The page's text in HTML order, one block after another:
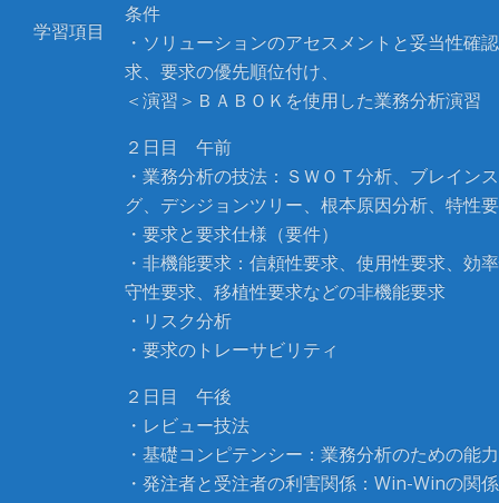
学習項目
条件
・ソリューションのアセスメントと妥当性確
求、要求の優先順位付け、
＜演習＞ＢＡＢＯＫを使用した業務分析演習
２日目 午前
・業務分析の技法：ＳＷＯＴ分析、ブレイン
グ、デシジョンツリー、根本原因分析、特性
・要求と要求仕様（要件）
・非機能要求：信頼性要求、使用性要求、効
守性要求、移植性要求などの非機能要求
・リスク分析
・要求のトレーサビリティ
２日目 午後
・レビュー技法
・基礎コンピテンシー：業務分析のための能
・発注者と受注者の利害関係：Win-Winの関